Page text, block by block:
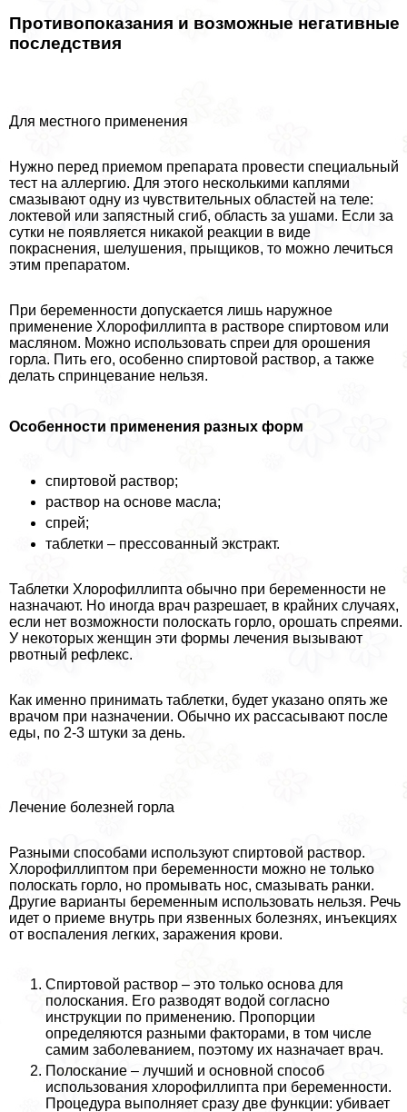
Противопоказания и возможные негативные
последствия
Для местного применения
Нужно перед приемом препарата провести специальный
тест на аллергию. Для этого несколькими каплями
смазывают одну из чувствительных областей на теле:
локтевой или запястный сгиб, область за ушами. Если за
сутки не появляется никакой реакции в виде
покраснения, шелушения, прыщиков, то можно лечиться
этим препаратом.
При беременности допускается лишь наружное
применение Хлорофиллипта в растворе спиртовом или
масляном. Можно использовать спреи для орошения
горла. Пить его, особенно спиртовой раствор, а также
делать спринцевание нельзя.
Особенности применения разных форм
спиртовой раствор;
раствор на основе масла;
спрей;
таблетки – прессованный экстpaкт.
Таблетки Хлорофиллипта обычно при беременности не
назначают. Но иногда врач разрешает, в крайних случаях,
если нет возможности полоскать горло, орошать спреями.
У некоторых женщин эти формы лечения вызывают
рвотный рефлекс.
Как именно принимать таблетки, будет указано опять же
врачом при назначении. Обычно их рассасывают после
еды, по 2-3 штуки за день.
Лечение болезней горла
Разными способами используют спиртовой раствор.
Хлорофиллиптом при беременности можно не только
полоскать горло, но промывать нос, смазывать ранки.
Другие варианты беременным использовать нельзя. Речь
идет о приеме внутрь при язвенных болезнях, инъекциях
от воспаления легких, заражения крови.
Спиртовой раствор – это только основа для
полоскания. Его разводят водой согласно
инструкции по применению. Пропорции
определяются разными факторами, в том числе
самим заболеванием, поэтому их назначает врач.
Полоскание – лучший и основной способ
использования хлорофиллипта при беременности.
Процедypa выполняет сразу две функции: убивает